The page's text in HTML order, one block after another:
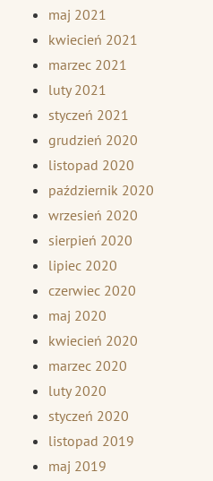
maj 2021
kwiecień 2021
marzec 2021
luty 2021
styczeń 2021
grudzień 2020
listopad 2020
październik 2020
wrzesień 2020
sierpień 2020
lipiec 2020
czerwiec 2020
maj 2020
kwiecień 2020
marzec 2020
luty 2020
styczeń 2020
listopad 2019
maj 2019